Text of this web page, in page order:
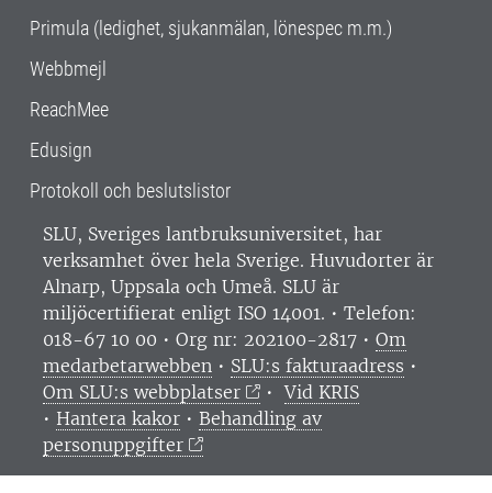
Primula (ledighet, sjukanmälan, lönespec m.m.)
Webbmejl
ReachMee
Edusign
Protokoll och beslutslistor
SLU, Sveriges lantbruksuniversitet, har
verksamhet över hela Sverige. Huvudorter är
Alnarp, Uppsala och Umeå. SLU är
miljöcertifierat enligt ISO 14001. • Telefon:
018-67 10 00 • Org nr: 202100-2817 • Om
medarbetarwebben • SLU:s fakturaadress •
Om SLU:s webbplatser
•Vid KRIS
• Hantera kakor • Behandling av
personuppgifter